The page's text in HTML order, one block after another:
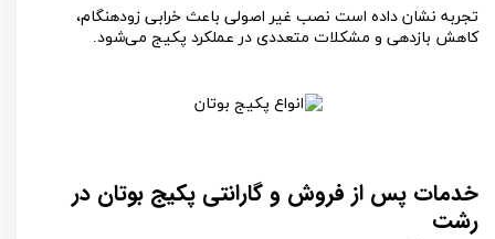
تجربه نشان داده است نصب غیر اصولی باعث خرابی زودهنگام،
کاهش بازدهی و مشکلات متعددی در عملکرد پکیج می‌شود.
خدمات پس از فروش و گارانتی پکیج بوتان در
رشت